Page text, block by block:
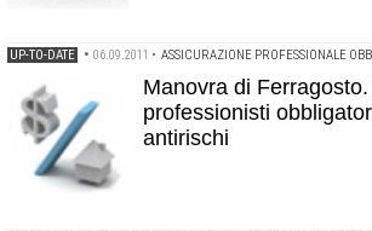
UP-TO-DATE • 06.09.2011 • ASSICURAZIONE PROFESSIONALE
Manovra di
professionisti
antirischi